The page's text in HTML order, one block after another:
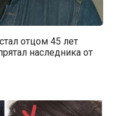
отцом 45 лет
наследника от